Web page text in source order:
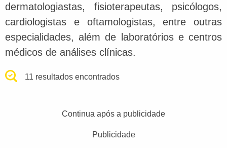
dermatologiastas, fisioterapeutas, psicólogos,
cardiologistas e oftamologistas, entre outras
especialidades, além de laboratórios e centros
médicos de análises clínicas.
11 resultados encontrados
Continua após a publicidade
Publicidade